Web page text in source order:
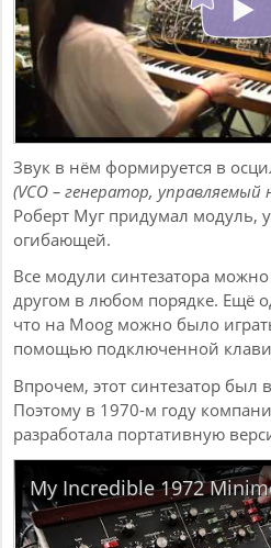
Звук в нём формируется в
(VCO – генератор,
Роберт Муг придумал модуль,
огибающей.
Все модули синтезатора можно
другом в любом порядке. Ещё
что на Moog можно было
помощью подключенной
Впрочем, этот синтезатор был
Поэтому в 1970-м году
разработала портативную
My Incredible 1972